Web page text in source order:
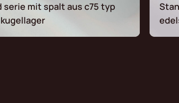
serie mit spalt aus c75 typ